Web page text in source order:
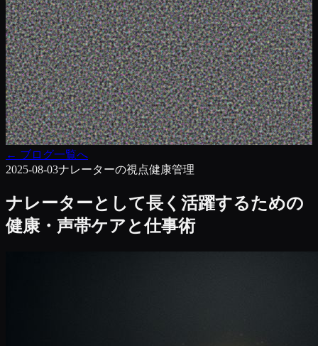
← ブログ一覧へ
2025-08-03ナレーターの視点健康管理
ナレーターとして長く活躍するための
健康・声帯ケアと仕事術